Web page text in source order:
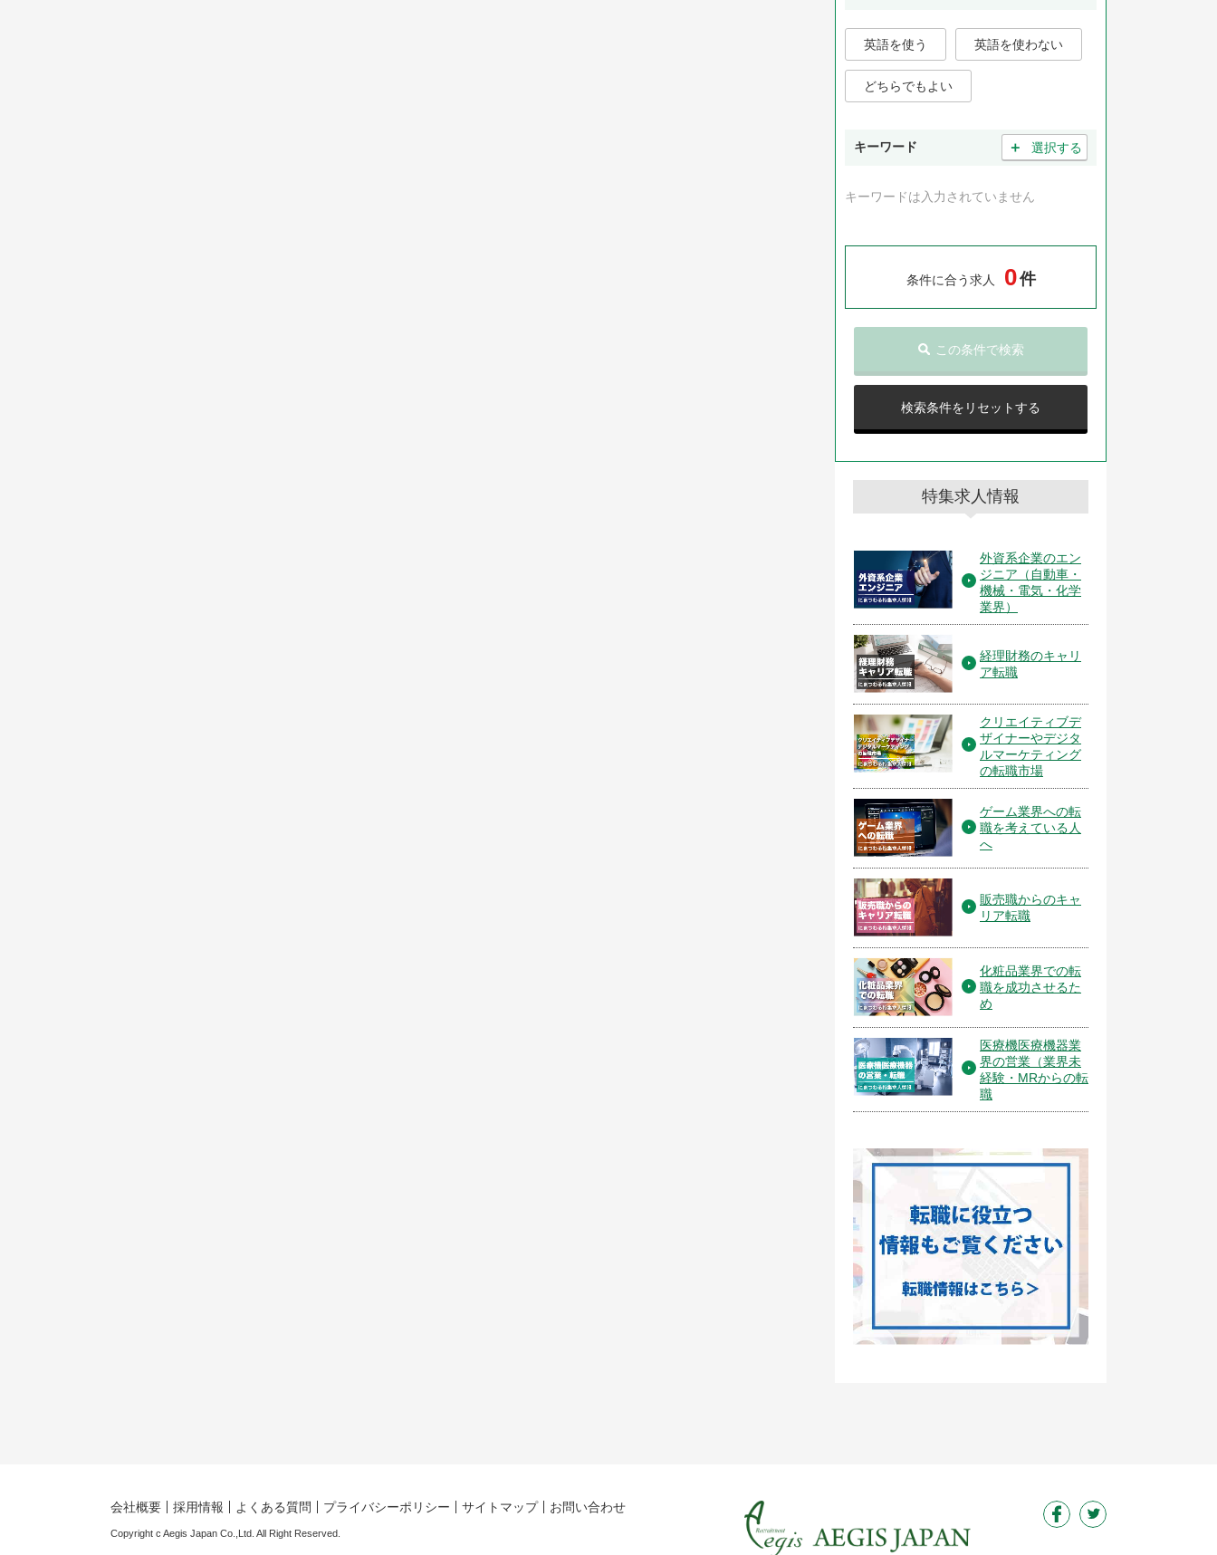
英語を使う 英語を使わない
どちらでもよい
キーワード ＋ 選択する
キーワードは入力されていません
条件に合う求人 0件
検索条件をリセットする
この条件で検索
特集求人情報
外資系企業のエン
ジニア（自動車・
機械・電気・化学
業界）
経理財務のキャリ
ア転職
クリエイティブデ
ザイナーやデジタ
ルマーケティング
の転職市場
ゲーム業界への転
職を考えている人
へ
販売職からのキャ
リア転職
化粧品業界での転
職を成功させるた
め
医療機医療機器業
界の営業（業界未
経験・MRからの転
職
会社概要 採用情報 よくある質問 プライバシーポリシー サイトマップ お問い合わせ
Copyright c Aegis Japan Co.,Ltd. All Right Reserved.